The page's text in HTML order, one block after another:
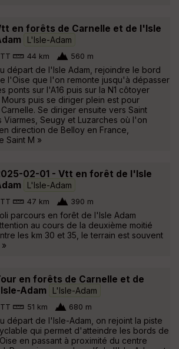
en forêts de Carnelle et de l'Isle
L'Isle-Adam
44 km 560 m
départ de l'Isle Adam, rejoindre le bord
l'Oise que l'on remonte jusqu'à dépasser
ponts sur l'A16 puis sur la N1 côtoyer
puis se diriger plein est pour
Se diriger ensuite vers Saint
Viarmes, Seugy et Luzarches où l'on
direction de Belloy en France,
Saint M »
02-01 - Vtt en forêt de l'Isle
L'Isle-Adam
47 km 390 m
parcours en forêt de l'Isle Adam
au cours de la deuxième moitié
les km 30 et 35, le terrain est souvent
en forêts de Carnelle et de
Adam
L'Isle-Adam
51 km 680 m
départ de l'Isle-Adam, on rejoint la piste
qui permet d'atteindre les bords de
en passant à proximité du centre